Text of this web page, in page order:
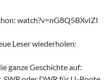
watch?v=nG8Q5BXvIZI
Leser wiederholen:
ganze Geschichte auf: